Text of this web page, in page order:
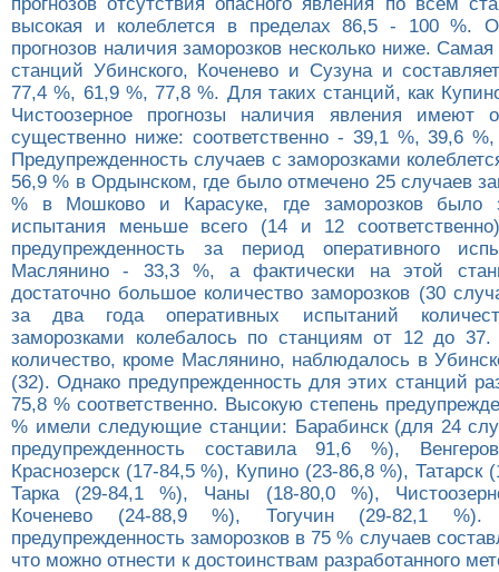
высокая и колеблется в пределах 86,5 - 100 %.
прогнозов наличия заморозков несколько ниже.
станций Убинского, Коченево и Сузуна и
77,4 %, 61,9 %, 77,8 %. Для таких станций, как
Чистоозерное прогнозы наличия явления имеют
существенно ниже: соответственно - 39,1 %, 39,6
Предупрежденность случаев с заморозками
56,9 % в Ордынском, где было отмечено 25 случаев
% в Мошково и Карасуке, где заморозков было
испытания меньше всего (14 и 12
предупрежденность за период оперативного
Маслянино - 33,3 %, а фактически на этой
достаточно большое количество заморозков (30
за два года оперативных испытаний
заморозками колебалось по станциям от 12 до
количество, кроме Маслянино, наблюдалось в
(32). Однако предупрежденность для этих станций
75,8 % соответственно. Высокую степень
% имели следующие станции: Барабинск (для 24
предупрежденность составила 91,6 %),
Краснозерск (17-84,5 %), Купино (23-86,8 %), Татарск
Тарка (29-84,1 %), Чаны (18-80,0 %),
Коченево (24-88,9 %), Тогучин (29-82,1
предупрежденность заморозков в 75 % случаев
что можно отнести к достоинствам разработанного